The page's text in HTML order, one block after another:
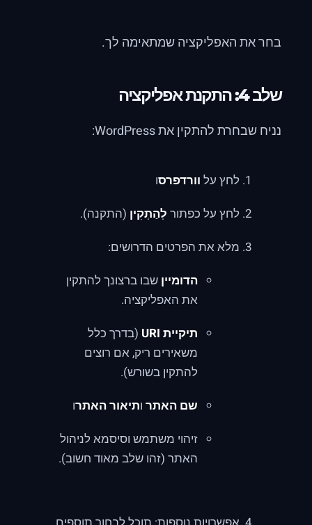
בחר את האפליקציה שמתאימה לך.
שלב 4: התקנת אפליקציה
נניח שבחרת להתקין את WordPress:
לחץ על וורדפרסו
לחץ על כפתור לְהַתְקִין (התקנה).
מלא את הפרטים הדרושים:
הדומיין שבו ברצונך להתקין
את האפליקציה.
תיקיית URI
(בדרך כלל
משאירים ריק, אם רוצים
להתקין בשורש).
שם האתר ותיאור האתרו
זיהוי משתמש וסיסמא לניהול
האתר (זהו שלב מאוד חשוב).